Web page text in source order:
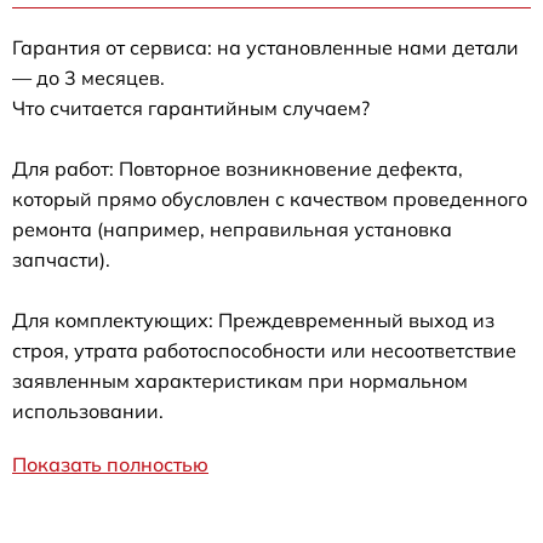
Гарантия от сервиса: на установленные нами детали
— до 3 месяцев.
Что считается гарантийным случаем?
Для работ: Повторное возникновение дефекта,
который прямо обусловлен с качеством проведенного
ремонта (например, неправильная установка
запчасти).
Для комплектующих: Преждевременный выход из
строя, утрата работоспособности или несоответствие
заявленным характеристикам при нормальном
использовании.
Показать полностью